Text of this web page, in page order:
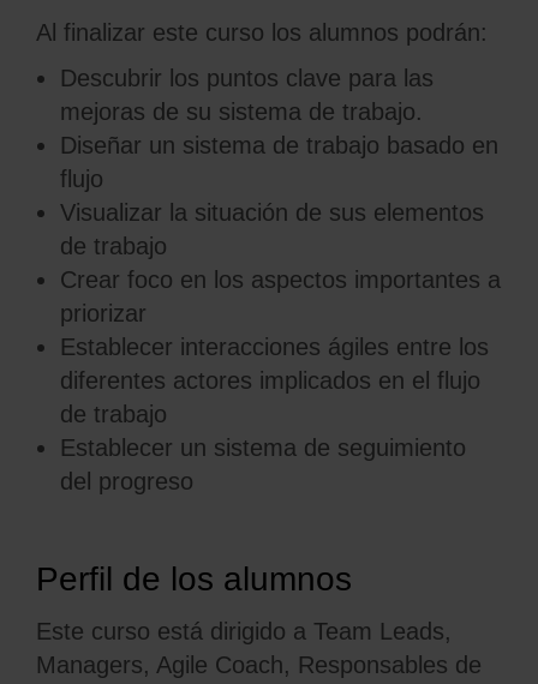
Al finalizar este curso los alumnos podrán:
Descubrir los puntos clave para las
mejoras de su sistema de trabajo.
Diseñar un sistema de trabajo basado en
flujo
Visualizar la situación de sus elementos
de trabajo
Crear foco en los aspectos importantes a
priorizar
Establecer interacciones ágiles entre los
diferentes actores implicados en el flujo
de trabajo
Establecer un sistema de seguimiento
del progreso
Perfil de los alumnos
Este curso está dirigido a Team Leads,
Managers, Agile Coach, Responsables de